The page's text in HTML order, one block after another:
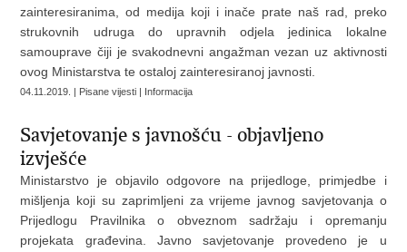
zainteresiranima, od medija koji i inače prate naš rad, preko
strukovnih udruga do upravnih odjela jedinica lokalne
samouprave čiji je svakodnevni angažman vezan uz aktivnosti
ovog Ministarstva te ostaloj zainteresiranoj javnosti.
04.11.2019. | Pisane vijesti | Informacija
Savjetovanje s javnošću - objavljeno
izvješće
Ministarstvo je objavilo odgovore na prijedloge, primjedbe i
mišljenja koji su zaprimljeni za vrijeme javnog savjetovanja o
Prijedlogu Pravilnika o obveznom sadržaju i opremanju
projekata građevina. Javno savjetovanje provedeno je u